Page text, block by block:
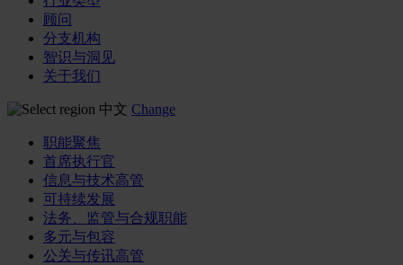
顾问
分支机构
智识与洞见
关于我们
中文 Change
职能聚焦
首席执行官
信息与技术高管
可持续发展
法务、监管与合规职能
多元与包容
公关与传讯高管